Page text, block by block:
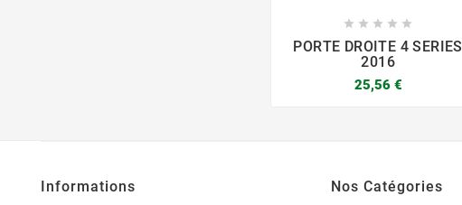
    
PORTE DROITE 4 SERIES
2016
25,56 €
Informations Nos Catégories